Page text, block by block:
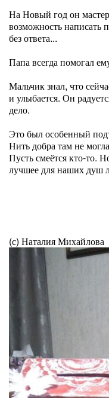
На Новый год он
возможность написать
без ответа...
Папа всегда помогал
Мальчик знал, что
и улыбается. Он
дело.
Это был особенный
Нить добра там не
Пусть смеётся кто-то.
лучшее для наших душ
(с) Наталия Михайлова